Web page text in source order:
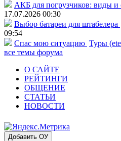
АКБ для погрузчиков: виды и
17.07.2026 00:30
Выбор батареи для штабелера
09:54
Спас мою ситуацию Туры
все темы форума
О САЙТЕ
РЕЙТИНГИ
ОБЩЕНИЕ
СТАТЬИ
НОВОСТИ
Добавить ОУ